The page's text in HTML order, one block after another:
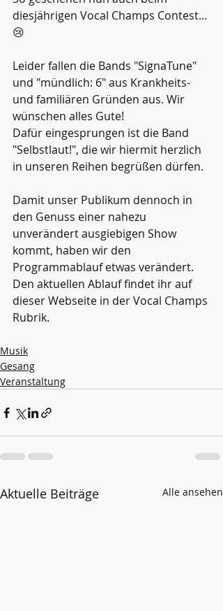
diesjährigen Vocal Champs Contest...
😢
Leider fallen die Bands "SignaTune"
und "mündlich: 6" aus Krankheits-
und familiären Gründen aus. Wir
wünschen alles Gute!
Dafür eingesprungen ist die Band
"Selbstlaut!", die wir hiermit herzlich
in unseren Reihen begrüßen dürfen.
Damit unser Publikum dennoch in
den Genuss einer nahezu
unverändert ausgiebigen Show
kommt, haben wir den
Programmablauf etwas verändert.
Den aktuellen Ablauf findet ihr auf
dieser Webseite in der Vocal Champs
Rubrik.
Musik
Gesang
Veranstaltung
Aktuelle Beiträge Alle ansehen